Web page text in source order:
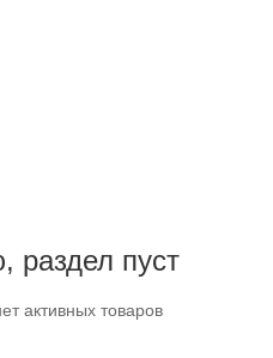
раздел пуст
активных товаров